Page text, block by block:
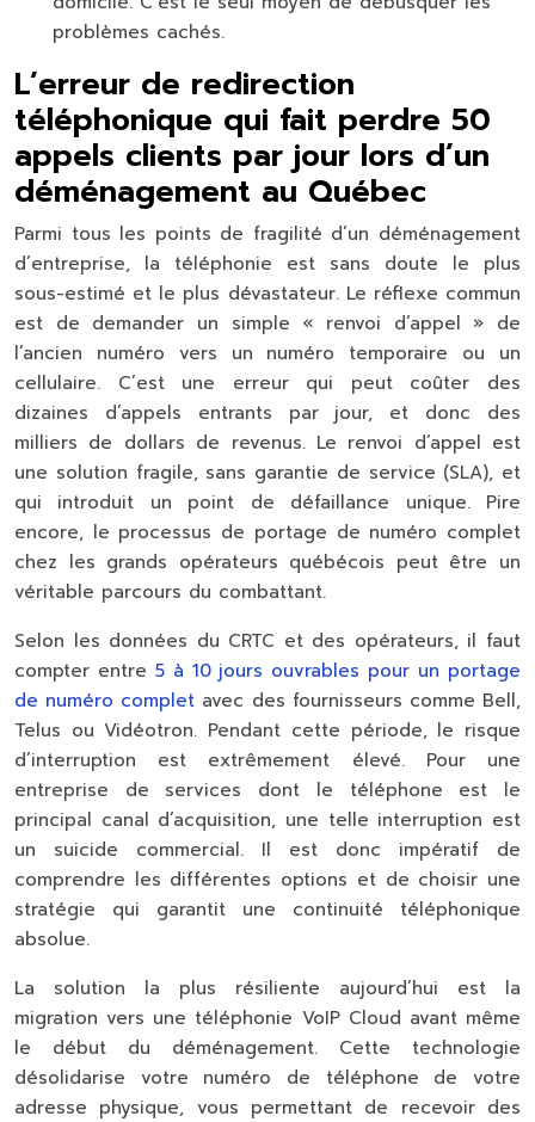
problèmes cachés.
L’erreur de redirection
téléphonique qui fait perdre 50
appels clients par jour lors d’un
déménagement au Québec
Parmi tous les points de fragilité d’un déménagement
d’entreprise, la téléphonie est sans doute le plus
sous-estimé et le plus dévastateur. Le réflexe commun
est de demander un simple « renvoi d’appel » de
l’ancien numéro vers un numéro temporaire ou un
cellulaire. C’est une erreur qui peut coûter des
dizaines d’appels entrants par jour, et donc des
milliers de dollars de revenus. Le renvoi d’appel est
une solution fragile, sans garantie de service (SLA), et
qui introduit un point de défaillance unique. Pire
encore, le processus de portage de numéro complet
chez les grands opérateurs québécois peut être un
véritable parcours du combattant.
Selon les données du CRTC et des opérateurs, il faut
compter entre 5 à 10 jours ouvrables pour un portage
de numéro complet avec des fournisseurs comme Bell,
Telus ou Vidéotron. Pendant cette période, le risque
d’interruption est extrêmement élevé. Pour une
entreprise de services dont le téléphone est le
principal canal d’acquisition, une telle interruption est
un suicide commercial. Il est donc impératif de
comprendre les différentes options et de choisir une
stratégie qui garantit une continuité téléphonique
absolue.
La solution la plus résiliente aujourd’hui est la
migration vers une téléphonie VoIP Cloud avant même
le début du déménagement. Cette technologie
désolidarise votre numéro de téléphone de votre
adresse physique, vous permettant de recevoir des